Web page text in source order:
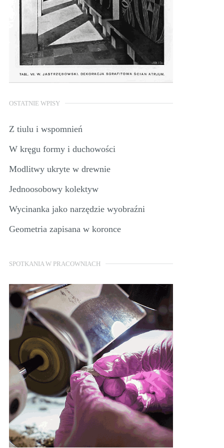
OSTATNIE WPISY
Z tiulu i wspomnień
W kręgu formy i duchowości
Modlitwy ukryte w drewnie
Jednoosobowy kolektyw
Wycinanka jako narzędzie wyobraźni
Geometria zapisana w koronce
SPOTKANIA W PRACOWNIACH